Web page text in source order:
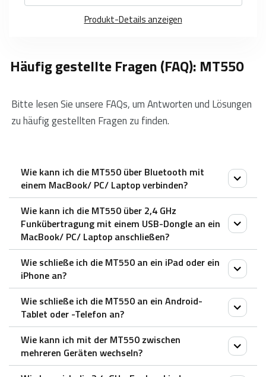
Produkt-Details anzeigen
Häufig gestellte Fragen (FAQ): MT550
Bitte lesen Sie unsere FAQs, um Antworten und Lösungen
zu häufig gestellten Fragen zu finden.
Wie kann ich die MT550 über Bluetooth mit
einem MacBook/ PC/ Laptop verbinden?
1. Schalten Sie die Maus ein.
2. Drücken Sie die Gerätetaste, um einen Kanal
auszuwählen.
– Die Status-LED blinkt schnell.
3. Drücken Sie die Bluetooth-Taste für 3 Sekunden.
– Die Status-LED blinkt langsamer.
– Rufen Sie das Bluetooth-Feld auf Ihrem Gerät auf.
– Suchen Sie nach der Rapoo-Maus und klicken Sie
auf Verbinden.
– Wenn die Verbindung hergestellt ist, schaltet sich
Wie kann ich die MT550 über 2,4 GHz
Funkübertragung mit einem USB-Dongle an ein
MacBook/ PC/ Laptop anschließen?
1. Nehmen Sie den Empfänger aus der Maus.
2. Stecken Sie den Empfänger in den USB-Anschluss
eines PCs oder Laptops.
Für eine einfache Schritt-für-Schritt-Anleitung
scrollen Sie bitte auf dieser Seite nach unten und
schauen Sie sich das Video-Tutorial “Anschließen einer
Wie schließe ich die MT550 an ein iPad oder ein
iPhone an?
1. Schalten Sie die Maus ein.
2. Drücken Sie die Gerätetaste, um einen Kanal
auszuwählen.
– Die Status-LED blinkt schnell.
Wie schließe ich die MT550 an ein Android-
Tablet oder -Telefon an?
1. Schalten Sie die Maus ein.
2. Drücken Sie die Gerätetaste, um einen Kanal
Wie kann ich mit der MT550 zwischen
mehreren Geräten wechseln?